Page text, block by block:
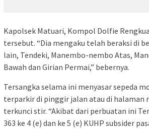
Kapolsek Matuari, Kompol Dolfie
tersebut. “Dia mengaku telah beraksi di
lain, Tendeki, Manembo-nembo Atas,
Bawah dan Girian Permai,” bebernya.
Tersangka selama ini menyasar sepeda
terparkir di pinggir jalan atau di halaman
terkunci stir. “Akibat dari perbuatan ini
363 ke 4 (e) dan ke 5 (e) KUHP subsider